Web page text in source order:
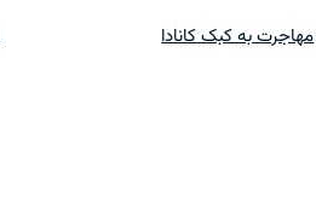
مهاجرت به کبک کانادا